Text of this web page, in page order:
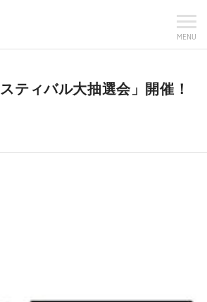
MENU
ティバル大抽選会」開催！